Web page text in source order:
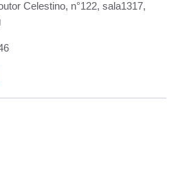
Celestino, n°122, sala1317,